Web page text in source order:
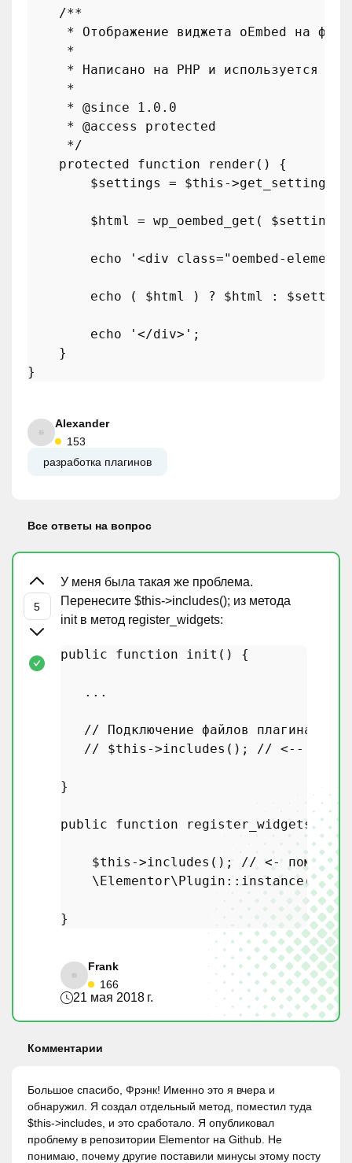
/**
* Отображение виджета oEmbed на
     *
* Написано на PHP и используется
     *
     *
@since 1.0.0
     *
@access
protected
     */
protected
function render ( ) {
$settings
= $this ->
$html = wp_oembed_get ( $settings
echo '<div class="oembed-
echo ( $html ) ? $html :
echo '</div>' ;
    }
Alexander
153
разработка плагинов
Все ответы на вопрос
У меня была такая же проблема.
Перенесите $this->includes(); из метода
init в метод register_widgets:
public function init ( ) {
   ...
// Подключение файлов плагина
// $this->includes(); // <--
}
public function register_widgets ( ) {
$this ->includes (); // <-
\Elementor\Plugin ::instance()-
Frank
166
21 мая 2018 г.
Комментарии
Большое спасибо, Фрэнк! Именно это я вчера и
обнаружил. Я создал отдельный метод, поместил туда
$this->includes, и это сработало. Я опубликовал
проблему в репозитории Elementor на Github. Не
понимаю, почему другие поставили минусы этому посту